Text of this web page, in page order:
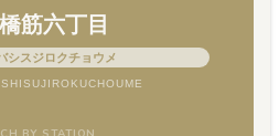
筋六丁目
シスジロクチョウメ